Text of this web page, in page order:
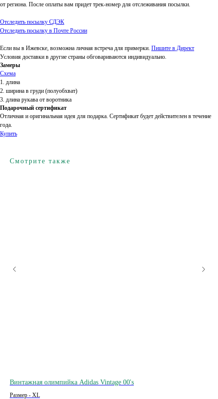
от региона. После оплаты вам придет трек-номер для отслеживания посылки.
Отследить посылку СДЭК
Отследить посылку в Почте России
Если вы в Ижевске, возможна личная встреча для примерки. Пишите в Директ
Условия доставки в другие страны обговариваются индивидуально.
Замеры
Схема
1. длина
2. ширина в груди (полуобхват)
3. длина рукава от воротника
Подарочный сертификат
Отличная и оригинальная идея для подарка. Сертификат будет действителен в течение
года.
Купить
Смотрите также
Винтажная олимпийка Adidas Vintage 00's
Размер - XL